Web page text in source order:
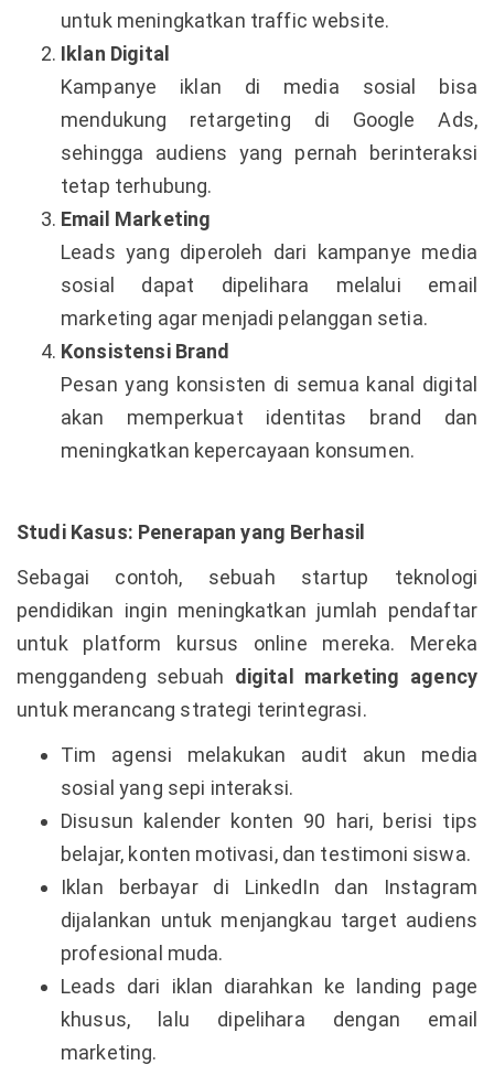
untuk meningkatkan traffic website.
Iklan Digital
Kampanye iklan di media sosial bisa
mendukung retargeting di Google Ads,
sehingga audiens yang pernah berinteraksi
tetap terhubung.
Email Marketing
Leads yang diperoleh dari kampanye media
sosial dapat dipelihara melalui email
marketing agar menjadi pelanggan setia.
Konsistensi Brand
Pesan yang konsisten di semua kanal digital
akan memperkuat identitas brand dan
meningkatkan kepercayaan konsumen.
Studi Kasus: Penerapan yang Berhasil
Sebagai contoh, sebuah startup teknologi
pendidikan ingin meningkatkan jumlah pendaftar
untuk platform kursus online mereka. Mereka
menggandeng sebuah digital marketing agency
untuk merancang strategi terintegrasi.
Tim agensi melakukan audit akun media
sosial yang sepi interaksi.
Disusun kalender konten 90 hari, berisi tips
belajar, konten motivasi, dan testimoni siswa.
Iklan berbayar di LinkedIn dan Instagram
dijalankan untuk menjangkau target audiens
profesional muda.
Leads dari iklan diarahkan ke landing page
khusus, lalu dipelihara dengan email
marketing.